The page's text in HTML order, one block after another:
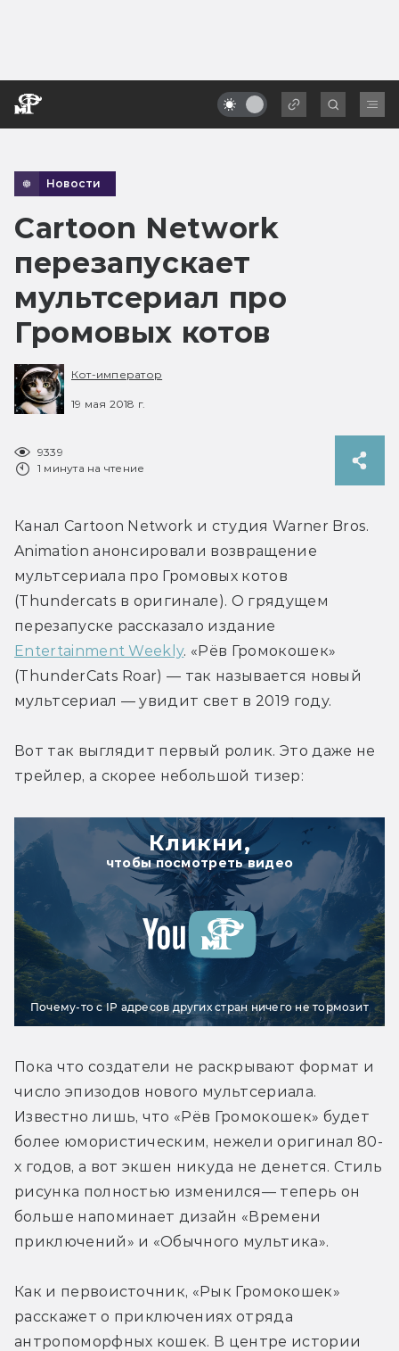
Новости
Cartoon Network
перезапускает
мультсериал про
Громовых котов
Кот-император
19 мая 2018 г.
9339
1 минута на чтение
Канал Cartoon Network и студия Warner Bros.
Animation анонсировали возвращение
мультсериала про Громовых котов
(Thundercats в оригинале). О грядущем
Entertainment Weekly. «Рёв Громокошек»
(ThunderCats Roar) — так называется новый
мультсериал — увидит свет в 2019 году.
Вот так выглядит первый ролик. Это даже не
трейлер, а скорее небольшой тизер:
Кликни,
чтобы посмотреть видео
Почему-то с IP адресов других стран ничего не тормозит
Пока что создатели не раскрывают формат и
число эпизодов нового мультсериала.
Известно лишь, что «Рёв Громокошек» будет
более юмористическим, нежели оригинал 80-
х годов, а вот экшен никуда не денется. Стиль
рисунка полностью изменился— теперь он
больше напоминает дизайн «Времени
приключений» и «Обычного мультика».
Как и первоисточник, «Рык Громокошек»
расскажет о приключениях отряда
антропоморфных кошек. В центре истории